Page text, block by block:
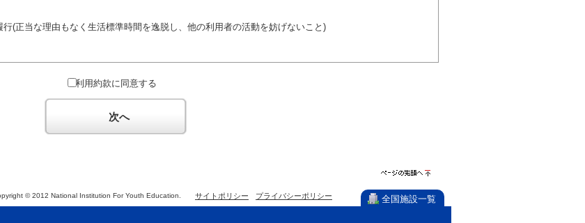
(正当な理由もなく生活標準時間を逸脱し、他の利用者の活動を妨げないこと)
政治教育その他の政治的活動を目的とした利用
宗教教育その他の宗教的活動を目的とした利用(団体が施設内及び施設を利用しながら他の利用者と、地
ピールする活動等)
ナーを守るとともに、他の利用団体の迷惑とならないようご協力ください。
利用約款に同意する
次へ
頭へ
© 2012 National Institution For Youth Education. サイトポリシー プライバシーポリシー 全国施設一覧